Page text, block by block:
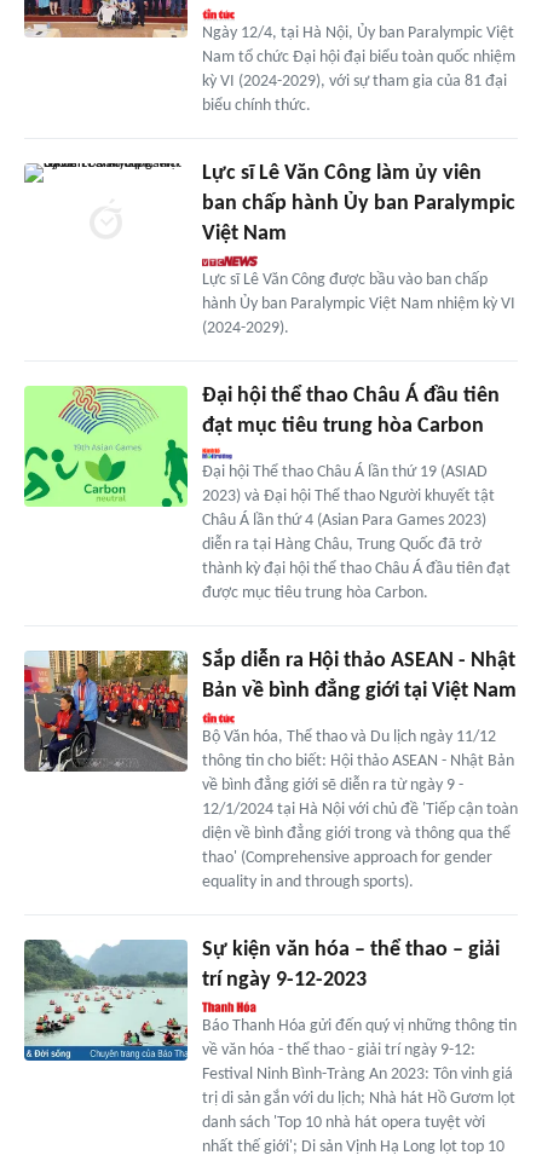
Ngày 12/4, tại Hà Nội, Ủy ban Paralympic Việt
Nam tổ chức Đại hội đại biểu toàn quốc nhiệm
kỳ VI (2024-2029), với sự tham gia của 81 đại
biểu chính thức.
Lực sĩ Lê Văn Công làm ủy viên
ban chấp hành Ủy ban Paralympic
Việt Nam
Lực sĩ Lê Văn Công được bầu vào ban chấp
hành Ủy ban Paralympic Việt Nam nhiệm kỳ VI
(2024-2029).
Đại hội thể thao Châu Á đầu tiên
đạt mục tiêu trung hòa Carbon
Đại hội Thể thao Châu Á lần thứ 19 (ASIAD
2023) và Đại hội Thể thao Người khuyết tật
Châu Á lần thứ 4 (Asian Para Games 2023)
diễn ra tại Hàng Châu, Trung Quốc đã trở
thành kỳ đại hội thể thao Châu Á đầu tiên đạt
được mục tiêu trung hòa Carbon.
Sắp diễn ra Hội thảo ASEAN - Nhật
Bản về bình đẳng giới tại Việt Nam
Bộ Văn hóa, Thể thao và Du lịch ngày 11/12
thông tin cho biết: Hội thảo ASEAN - Nhật Bản
về bình đẳng giới sẽ diễn ra từ ngày 9 -
12/1/2024 tại Hà Nội với chủ đề 'Tiếp cận toàn
diện về bình đẳng giới trong và thông qua thể
thao' (Comprehensive approach for gender
equality in and through sports).
Sự kiện văn hóa – thể thao – giải
trí ngày 9-12-2023
Báo Thanh Hóa gửi đến quý vị những thông tin
về văn hóa - thể thao - giải trí ngày 9-12:
Festival Ninh Bình-Tràng An 2023: Tôn vinh giá
trị di sản gắn với du lịch; Nhà hát Hồ Gươm lọt
danh sách 'Top 10 nhà hát opera tuyệt vời
nhất thế giới'; Di sản Vịnh Hạ Long lọt top 10